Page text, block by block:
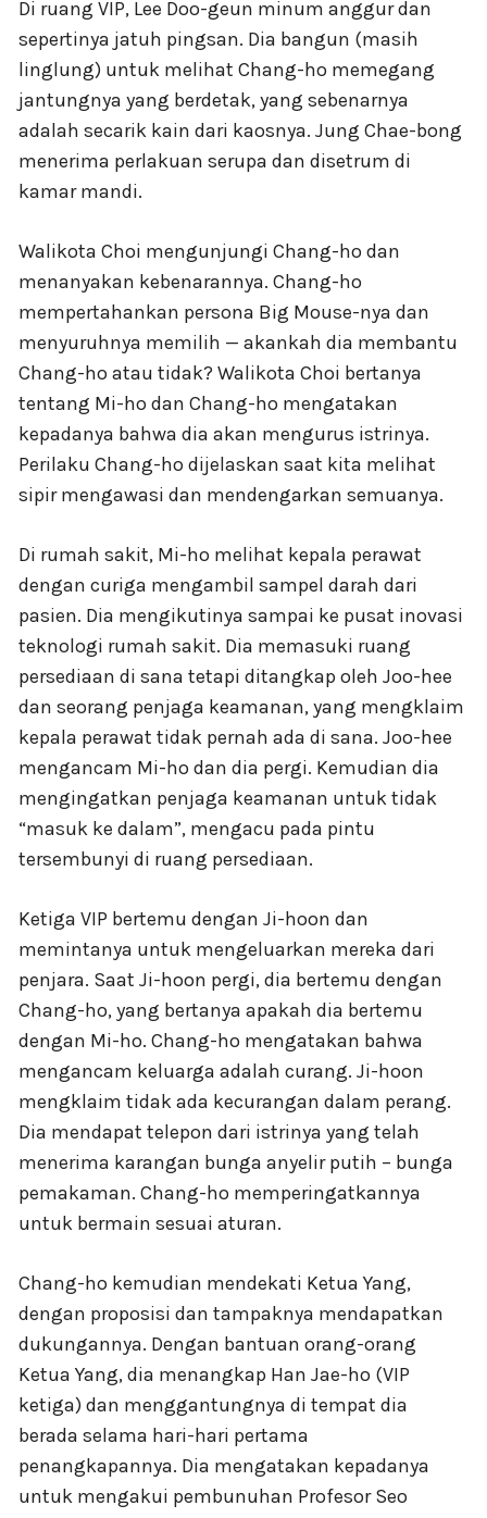
Di ruang VIP, Lee Doo-geun minum anggur dan
sepertinya jatuh pingsan. Dia bangun (masih
linglung) untuk melihat Chang-ho memegang
jantungnya yang berdetak, yang sebenarnya
adalah secarik kain dari kaosnya. Jung Chae-bong
menerima perlakuan serupa dan disetrum di
kamar mandi.
Walikota Choi mengunjungi Chang-ho dan
menanyakan kebenarannya. Chang-ho
mempertahankan persona Big Mouse-nya dan
menyuruhnya memilih — akankah dia membantu
Chang-ho atau tidak? Walikota Choi bertanya
tentang Mi-ho dan Chang-ho mengatakan
kepadanya bahwa dia akan mengurus istrinya.
Perilaku Chang-ho dijelaskan saat kita melihat
sipir mengawasi dan mendengarkan semuanya.
Di rumah sakit, Mi-ho melihat kepala perawat
dengan curiga mengambil sampel darah dari
pasien. Dia mengikutinya sampai ke pusat inovasi
teknologi rumah sakit. Dia memasuki ruang
persediaan di sana tetapi ditangkap oleh Joo-hee
dan seorang penjaga keamanan, yang mengklaim
kepala perawat tidak pernah ada di sana. Joo-hee
mengancam Mi-ho dan dia pergi. Kemudian dia
mengingatkan penjaga keamanan untuk tidak
“masuk ke dalam”, mengacu pada pintu
tersembunyi di ruang persediaan.
Ketiga VIP bertemu dengan Ji-hoon dan
memintanya untuk mengeluarkan mereka dari
penjara. Saat Ji-hoon pergi, dia bertemu dengan
Chang-ho, yang bertanya apakah dia bertemu
dengan Mi-ho. Chang-ho mengatakan bahwa
mengancam keluarga adalah curang. Ji-hoon
mengklaim tidak ada kecurangan dalam perang.
Dia mendapat telepon dari istrinya yang telah
menerima karangan bunga anyelir putih – bunga
pemakaman. Chang-ho memperingatkannya
untuk bermain sesuai aturan.
Chang-ho kemudian mendekati Ketua Yang,
dengan proposisi dan tampaknya mendapatkan
dukungannya. Dengan bantuan orang-orang
Ketua Yang, dia menangkap Han Jae-ho (VIP
ketiga) dan menggantungnya di tempat dia
berada selama hari-hari pertama
penangkapannya. Dia mengatakan kepadanya
untuk mengakui pembunuhan Profesor Seo